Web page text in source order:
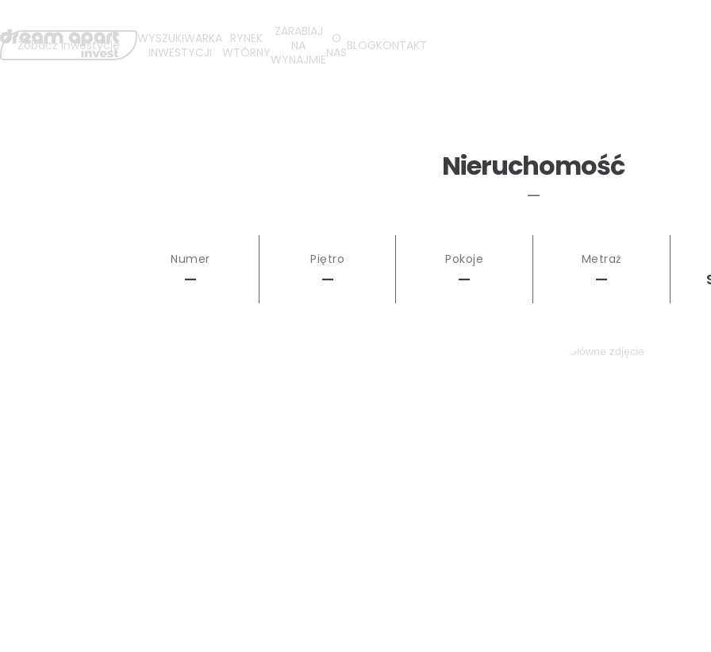
Zobacz inwestycje
WYSZUKIWARKA
INWESTYCJI
RYNEK
WTÓRNY
ZARABIAJ
NA
WYNAJMIE
O
NASBLOGKONTAKT
Nieruchomość
—
Numer
—
Piętro
—
Pokoje
—
Metraż
—